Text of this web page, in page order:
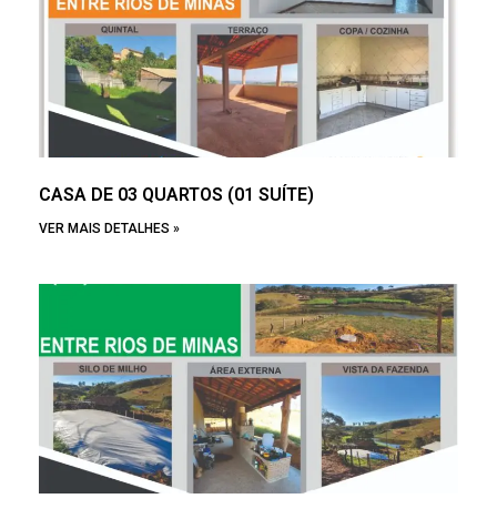
CASA DE 03 QUARTOS (01 SUÍTE)
VER MAIS DETALHES »